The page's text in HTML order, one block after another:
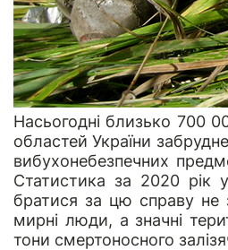
Насьогодні близько 700
областей України
вибухонебезпечних
Статистика за 2020 рік
братися за цю справу не
мирні люди, а значні
тони смертоносного